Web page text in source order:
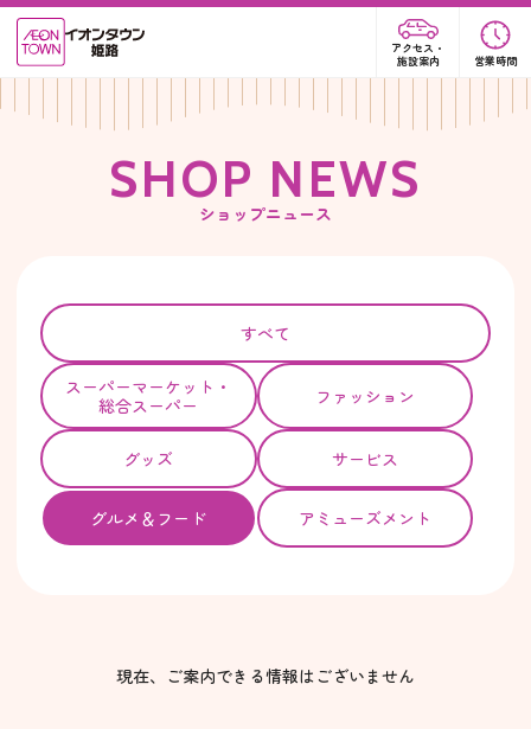
アクセス・
施設案内
営業時間
SHOP NEWS
ショップニュース
すべて
スーパーマーケット・
総合スーパー
ファッション
グッズ サービス
グルメ＆フード アミューズメント
現在、ご案内できる情報はございません